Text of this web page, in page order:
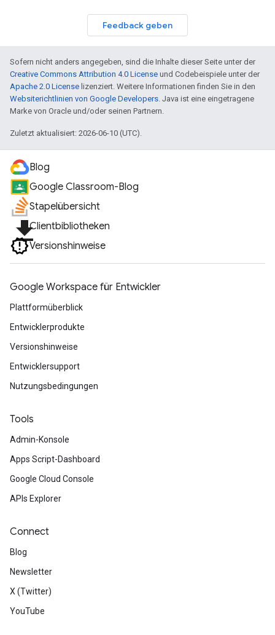
Feedback geben
Sofern nicht anders angegeben, sind die Inhalte dieser Seite unter der
Creative Commons Attribution 4.0 License und Codebeispiele unter der
Apache 2.0 License lizenziert. Weitere Informationen finden Sie in den
Websiterichtlinien von Google Developers. Java ist eine eingetragene
Marke von Oracle und/oder seinen Partnern.
Zuletzt aktualisiert: 2026-06-10 (UTC).
Blog
Google Classroom-Blog
Stapelübersicht
file_downloadClientbibliotheken
Versionshinweise
Google Workspace für Entwickler
Plattformüberblick
Entwicklerprodukte
Versionshinweise
Entwicklersupport
Nutzungsbedingungen
Tools
Admin-Konsole
Apps Script-Dashboard
Google Cloud Console
APIs Explorer
Connect
Blog
Newsletter
X (Twitter)
YouTube